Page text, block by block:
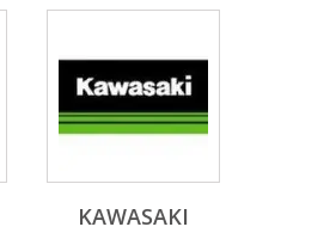
KAWASAKI